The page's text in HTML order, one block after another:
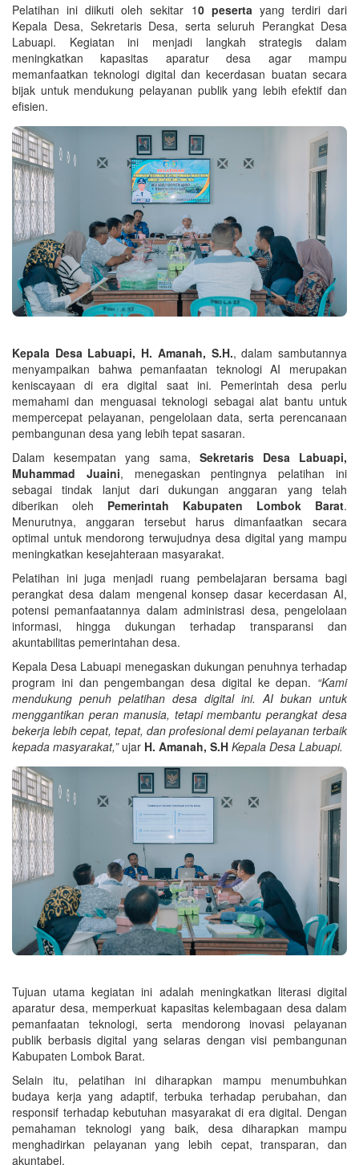
Pelatihan ini diikuti oleh sekitar 10 peserta yang terdiri dari
Kepala Desa, Sekretaris Desa, serta seluruh Perangkat Desa
Labuapi. Kegiatan ini menjadi langkah strategis dalam
meningkatkan kapasitas aparatur desa agar mampu
memanfaatkan teknologi digital dan kecerdasan buatan secara
bijak untuk mendukung pelayanan publik yang lebih efektif dan
efisien.
Kepala Desa Labuapi, H. Amanah, S.H., dalam sambutannya
menyampaikan bahwa pemanfaatan teknologi AI merupakan
keniscayaan di era digital saat ini. Pemerintah desa perlu
memahami dan menguasai teknologi sebagai alat bantu untuk
mempercepat pelayanan, pengelolaan data, serta perencanaan
pembangunan desa yang lebih tepat sasaran.
Dalam kesempatan yang sama, Sekretaris Desa Labuapi,
Muhammad Juaini, menegaskan pentingnya pelatihan ini
sebagai tindak lanjut dari dukungan anggaran yang telah
diberikan oleh Pemerintah Kabupaten Lombok Barat.
Menurutnya, anggaran tersebut harus dimanfaatkan secara
optimal untuk mendorong terwujudnya desa digital yang mampu
meningkatkan kesejahteraan masyarakat.
Pelatihan ini juga menjadi ruang pembelajaran bersama bagi
perangkat desa dalam mengenal konsep dasar kecerdasan AI,
potensi pemanfaatannya dalam administrasi desa, pengelolaan
informasi, hingga dukungan terhadap transparansi dan
akuntabilitas pemerintahan desa.
Kepala Desa Labuapi menegaskan dukungan penuhnya terhadap
program ini dan pengembangan desa digital ke depan. “Kami
mendukung penuh pelatihan desa digital ini. AI bukan untuk
menggantikan peran manusia, tetapi membantu perangkat desa
bekerja lebih cepat, tepat, dan profesional demi pelayanan terbaik
kepada masyarakat,”ujar H. Amanah, S.H Kepala Desa Labuapi.
Tujuan utama kegiatan ini adalah meningkatkan literasi digital
aparatur desa, memperkuat kapasitas kelembagaan desa dalam
pemanfaatan teknologi, serta mendorong inovasi pelayanan
publik berbasis digital yang selaras dengan visi pembangunan
Kabupaten Lombok Barat.
Selain itu, pelatihan ini diharapkan mampu menumbuhkan
budaya kerja yang adaptif, terbuka terhadap perubahan, dan
responsif terhadap kebutuhan masyarakat di era digital. Dengan
pemahaman teknologi yang baik, desa diharapkan mampu
menghadirkan pelayanan yang lebih cepat, transparan, dan
akuntabel.